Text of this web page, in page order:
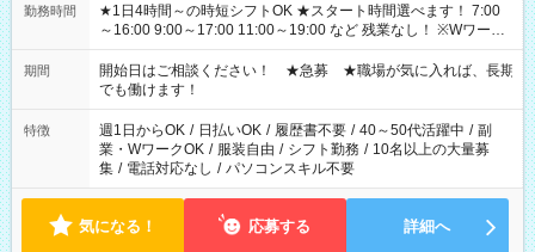
勤務時間
★1日4時間～の時短シフトOK ★スタート時間選べます！ 7:00
～16:00 9:00～17:00 11:00～19:00 など 残業なし！ ※Wワーク
の場合、他のお仕事と合わせ週40時間超の就業はご案内できま
せん ※法令に基づき、週20時間以上勤務は社会保険への加入対
象となります ※労働者派遣法（日雇い派遣の原則禁止）によ
り、短時間・短期間の就業はご案内が難しい場合があります
期間
開始日はご相談ください！ ★急募 ★職場が気に入れば、長期
でも働けます！
特徴 週1日からOK / 日払いOK / 履歴書不要 / 40～50代活躍中 / 副
業・WワークOK / 服装自由 / シフト勤務 / 10名以上の大量募
集 / 電話対応なし / パソコンスキル不要
気になる！ 応募する 詳細へ